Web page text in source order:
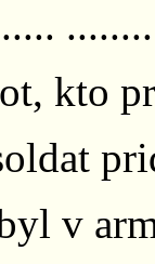
kto
v